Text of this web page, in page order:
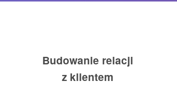
Budowanie relacji
z klientem